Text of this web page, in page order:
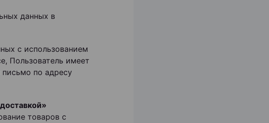
данных в
с использованием
Пользователь имеет
по адресу
товаров с